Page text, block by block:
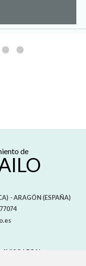
de
- ARAGÓN (ESPAÑA)
AVISO LEGAL